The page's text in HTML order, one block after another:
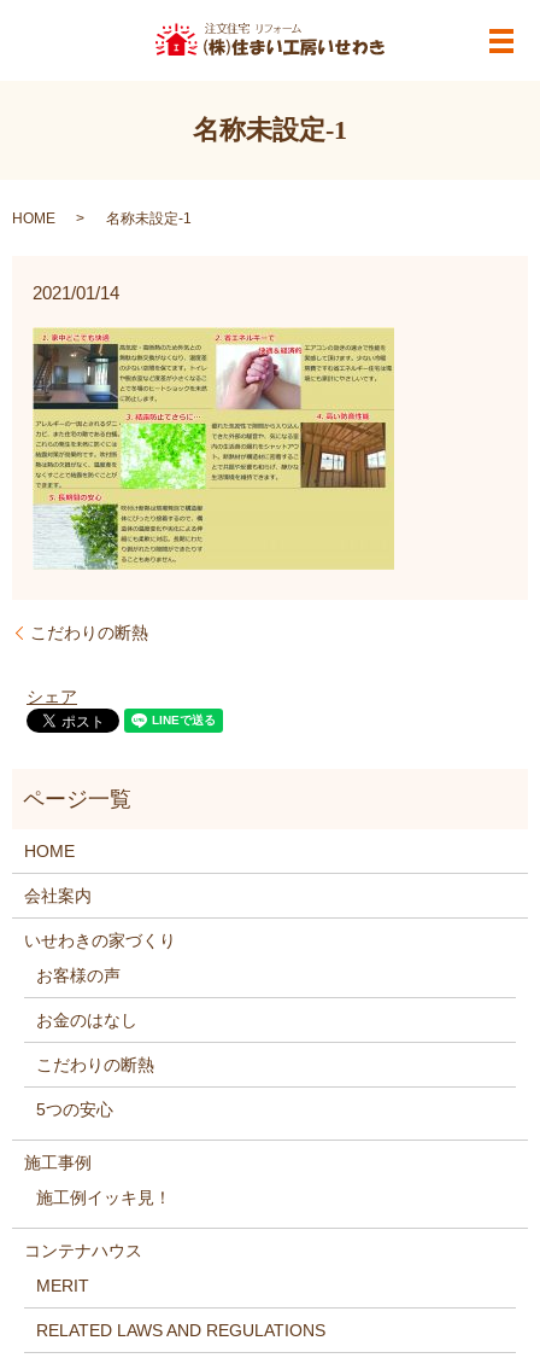
メ
名称未設定-1
HOME 名称未設定-1
2021/01/14
こだわりの断熱
シェア
HOME
会社案内
いせわきの家づくり
お客様の声
お金のはなし
こだわりの断熱
5つの安心
施工事例
施工例イッキ見！
コンテナハウス
MERIT
RELATED LAWS AND REGULATIONS